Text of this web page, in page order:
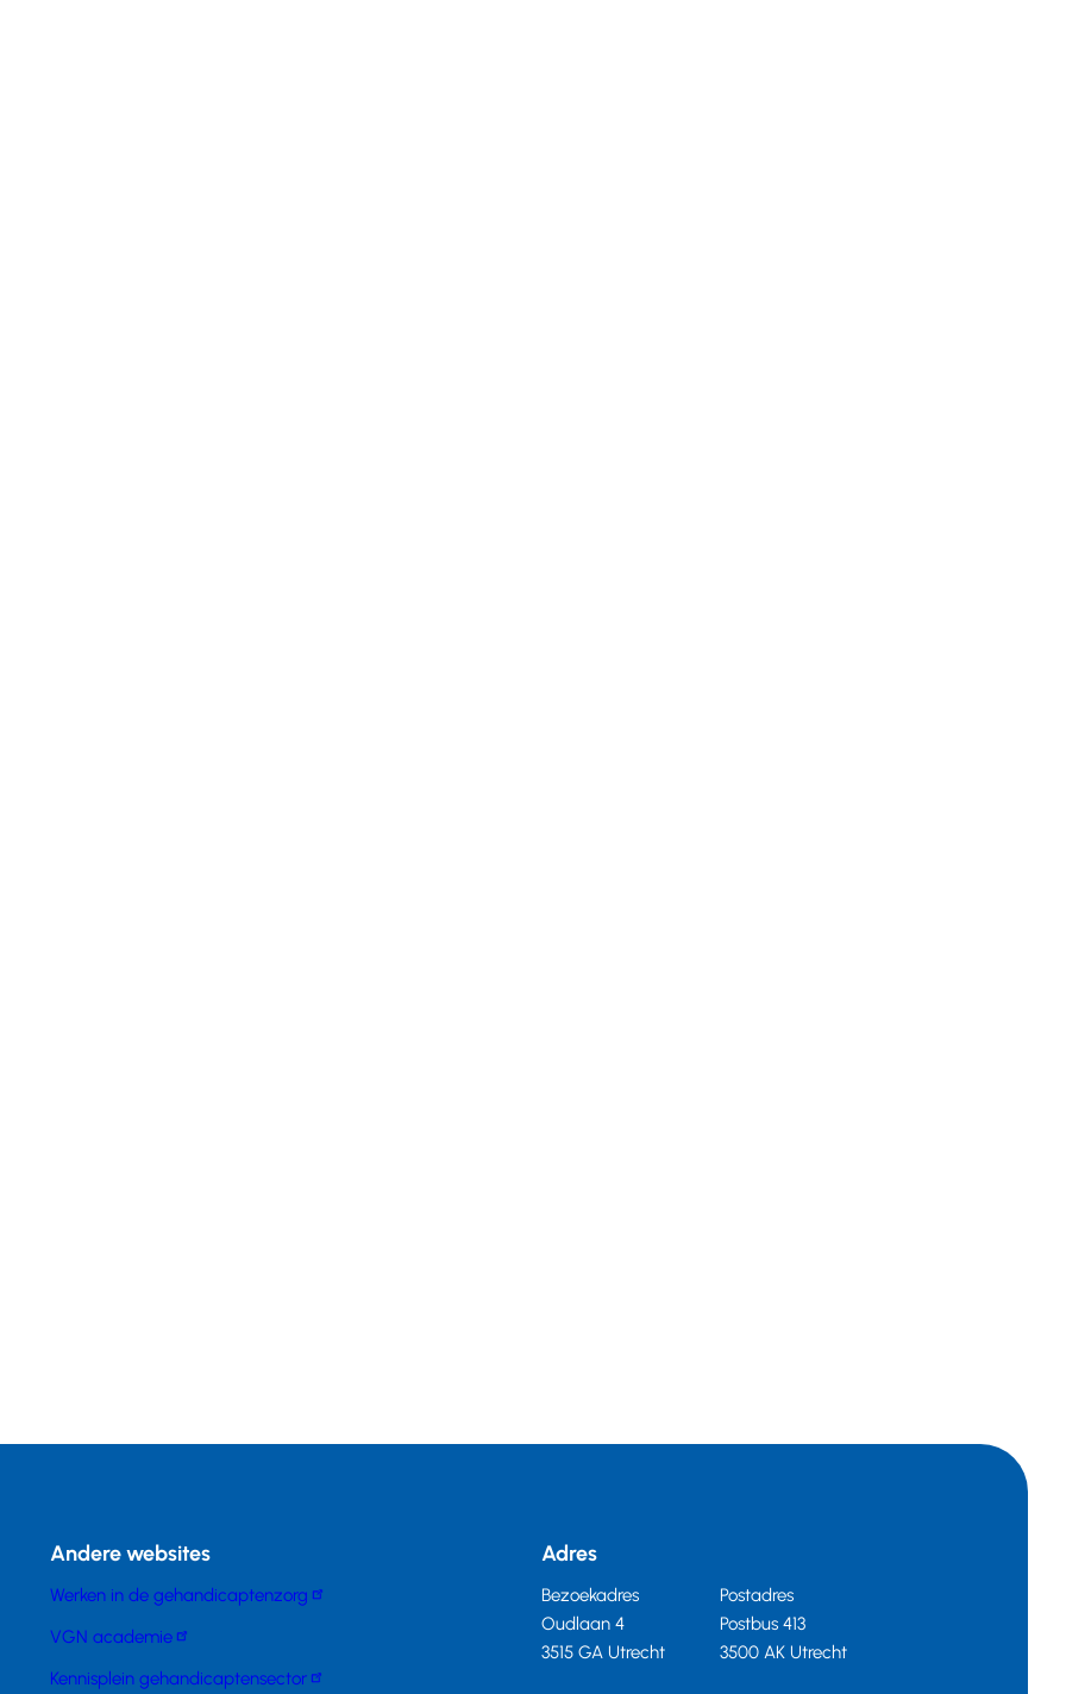
Andere websites
Werken in de gehandicaptenzorg
VGN academie
Kennisplein gehandicaptensector
Adres
Bezoekadres
Oudlaan 4
3515 GA Utrecht
Postadres
Postbus 413
3500 AK Utrecht